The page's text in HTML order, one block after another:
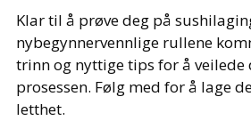
Klar til å prøve deg på
nybegynnervennlige rullene
trinn og nyttige tips for å veilede
prosessen. Følg med for å lage
letthet.